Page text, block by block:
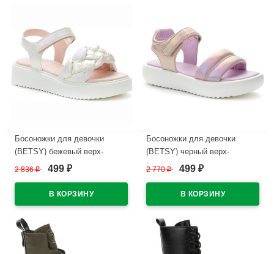
Босоножки для девочки
(BETSY) бежевый верх-
искусственная кожа
кожа артикул 947410/04-02
2 836₽ 499 ₽
Босоножки для девочки
(BETSY) черный верх-
искусственная кожа
кожа артикул 947408/05-03
2 770₽ 499 ₽